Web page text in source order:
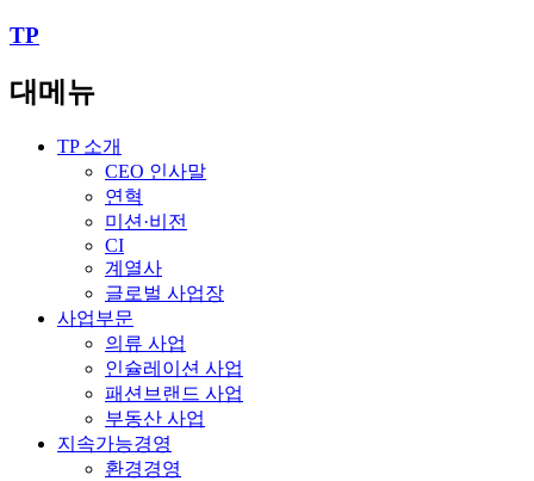
TP
대메뉴
TP 소개
CEO 인사말
연혁
미션·비전
CI
계열사
글로벌 사업장
사업부문
의류 사업
인슐레이션 사업
패션브랜드 사업
부동산 사업
지속가능경영
환경경영